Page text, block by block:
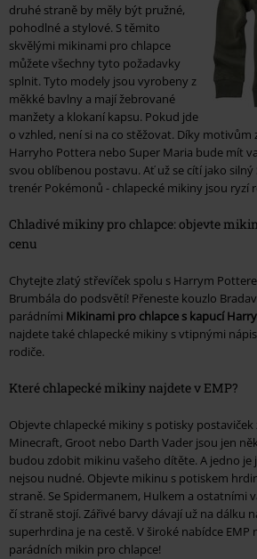
druhé straně by měly být pružné,
pohodlné a stylové. S těmito
skvělými mikinami pro chlapce
můžete všechny tyto požadavky
splnit. Tyto modely jsou vyrobeny z
měkké bavlny a mají žebrované
manžety a klokaní kapsu. Pokud jde
o vzhled, není si na co stěžovat. Díky motivům
Harryho Pottera nebo Super Maria bude mít
svou oblíbenou postavu. Ať už se cítí jako
trenér Pokémonů - chlapecké mikiny jsou ryzí
Chladivé mikiny pro chlapce: objevte
cenu
Chytejte zlatý střevíček spolu s Harrym
Brumbála do podsvětí! Přeneste kouzlo
parádními Mikinami pro chlapce s kapucí
najdete také chlapecké mikiny s vtipnými
rodiče.
Které chlapecké mikiny najdete v EMP?
Objevte chlapecké mikiny s potisky postaviček
Minecraft, Groot nebo Darth Vader jsou jen
budou zdobit mikinu vašeho dítěte. A jedno je
nejsou nudné. Objevte mikinu s potiskem
straně. Se Spidermanem, Hulkem a ostatními
čí straně stojí. Zářivé barvy dávají už na dálku
superhrdina je na cestě. V široké nabídce EMP
parádních mikin pro chlapce!